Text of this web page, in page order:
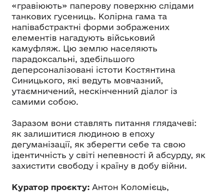
«гравіюють» паперову поверхню слідами
танкових гусениць. Колірна гама та
напівабстрактні форми зображених
елементів нагадують військовий
камуфляж. Цю землю населяють
парадоксальні, здебільшого
деперсоналізовані істоти Костянтина
Синицького, які ведуть мовчазний,
утаємничений, нескінченний діалог із
самими собою.
Заразом вони ставлять питання глядачеві:
як залишитися людиною в епоху
дегуманізації, як зберегти себе та свою
ідентичність у світі непевності й абсурду, як
захистити свободу і країну в добу війни.
Куратор проєкту: Антон Коломієць,